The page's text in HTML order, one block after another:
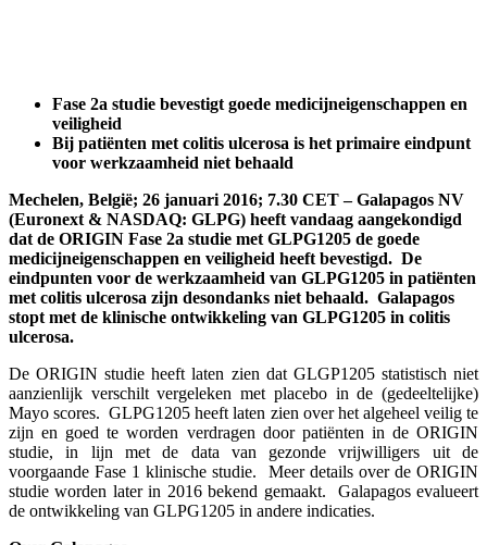
Fase 2a studie bevestigt goede medicijneigenschappen en
veiligheid
Bij patiënten met colitis ulcerosa is het primaire eindpunt
voor werkzaamheid niet behaald
Mechelen, België; 26 januari 2016; 7.30 CET – Galapagos NV
(Euronext & NASDAQ: GLPG) heeft vandaag aangekondigd
dat de ORIGIN Fase 2a studie met GLPG1205 de goede
medicijneigenschappen en veiligheid heeft bevestigd. De
eindpunten voor de werkzaamheid van GLPG1205 in patiënten
met colitis ulcerosa zijn desondanks niet behaald. Galapagos
stopt met de klinische ontwikkeling van GLPG1205 in colitis
ulcerosa.
De ORIGIN studie heeft laten zien dat GLGP1205 statistisch niet
aanzienlijk verschilt vergeleken met placebo in de (gedeeltelijke)
Mayo scores. GLPG1205 heeft laten zien over het algeheel veilig te
zijn en goed te worden verdragen door patiënten in de ORIGIN
studie, in lijn met de data van gezonde vrijwilligers uit de
voorgaande Fase 1 klinische studie. Meer details over de ORIGIN
studie worden later in 2016 bekend gemaakt. Galapagos evalueert
de ontwikkeling van GLPG1205 in andere indicaties.